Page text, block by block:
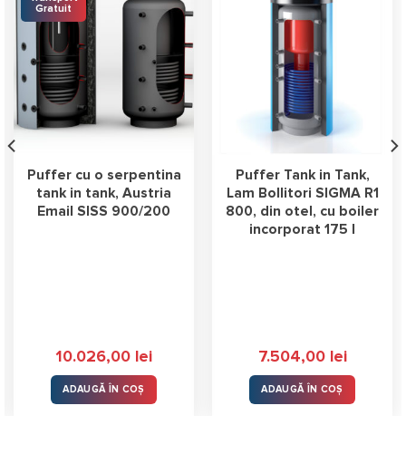
Gratuit
Puffer cu o serpentina
tank in tank, Austria
Email SISS 900/200
10.026,00 lei
ADAUGĂ ÎN COȘ
Puffer Tank in Tank,
Lam Bollitori SIGMA R1
800, din otel, cu boiler
incorporat 175 l
7.504,00 lei
ADAUGĂ ÎN COȘ